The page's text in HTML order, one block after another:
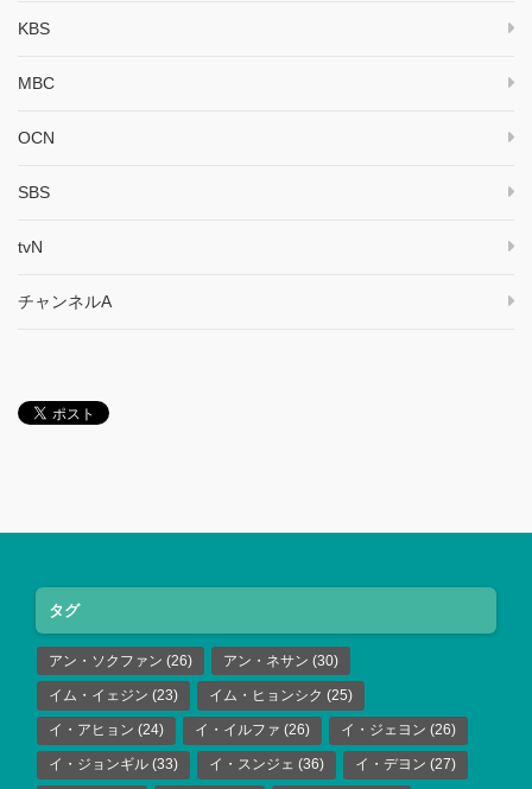
KBS
MBC
OCN
SBS
tvN
チャンネルA
タグ
アン・ソクファン (26) アン・ネサン (30)
イム・イェジン (23) イム・ヒョンシク (25)
イ・アヒョン (24) イ・イルファ (26) イ・ジェヨン (26)
イ・ジョンギル (33) イ・スンジェ (36) イ・デヨン (27)